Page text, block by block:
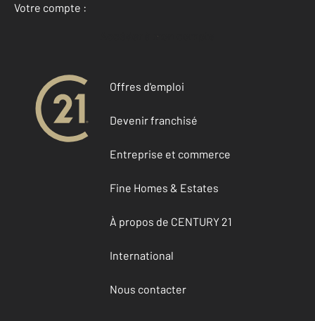
Votre compte :
Accéder à mon compte
Offres d'emploi
Devenir franchisé
Entreprise et commerce
Fine Homes & Estates
À propos de CENTURY 21
International
Nous contacter